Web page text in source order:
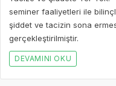
seminer faaliyetleri ile
şiddet ve tacizin sona
gerçekleştirilmiştir.
DEVAMINI OKU